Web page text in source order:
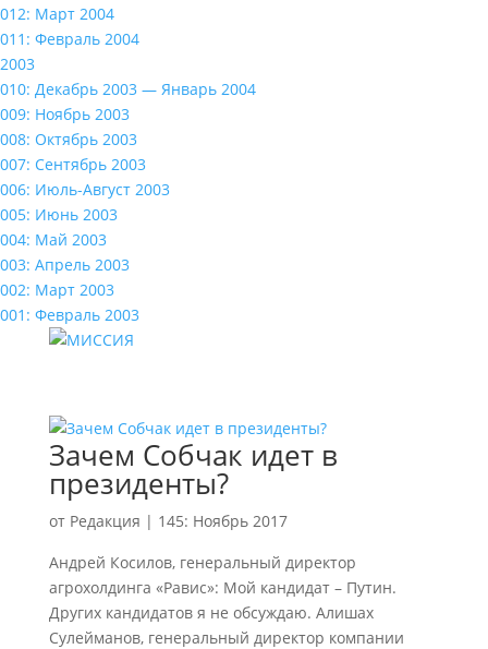
012: Март 2004
011: Февраль 2004
2003
010: Декабрь 2003 — Январь 2004
009: Ноябрь 2003
008: Октябрь 2003
007: Сентябрь 2003
006: Июль-Август 2003
005: Июнь 2003
004: Май 2003
003: Апрель 2003
002: Март 2003
001: Февраль 2003
Зачем Собчак идет в
президенты?
от Редакция | 145: Ноябрь 2017
Андрей Косилов, генеральный директор
агрохолдинга «Равис»: Мой кандидат – Путин.
Других кандидатов я не обсуждаю. Алишах
Сулейманов, генеральный директор компании